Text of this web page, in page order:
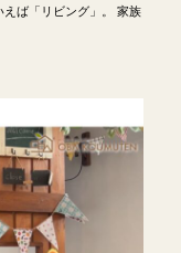
ば「リビング」。 家族